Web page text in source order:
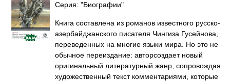
Серия: "Биографии"
Книга составлена из романов известного русско-
азербайджанского писателя Чингиза Гусейнова,
переведенных на многие языки мира. Но это не
обычное переиздание: авторсоздает новый
оригинальный литературный жанр, сопровождая
художественный текст комментариями, которые